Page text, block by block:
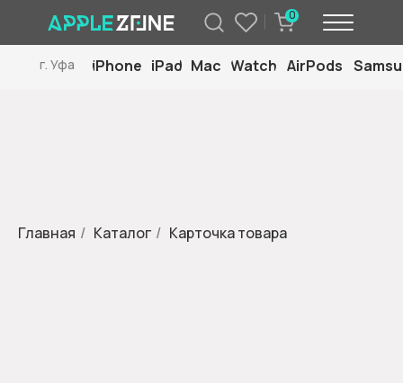
0
iPhone iPad Mac Watch AirPods
г. Уфа
Главная / Каталог / Карточка товара